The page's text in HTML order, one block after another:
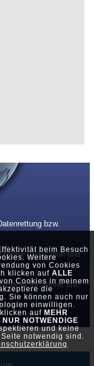
beim Besuch
Weitere
von Cookies
klicken auf ALLE
Cookies in meinem
die
Sie können auch nur
einwilligen.
auf MEHR
NUR NOTWENDIGE
und keine
notwendig sind.
bzw.
Installation und
für Server und